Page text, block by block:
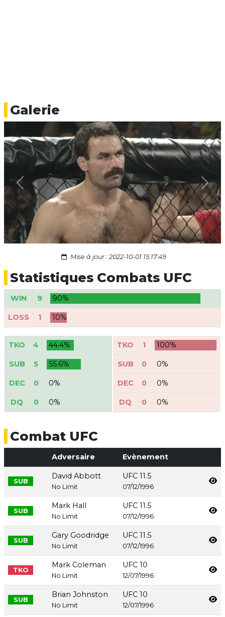
Galerie
Previous Next
Mise à jour : 2022-10-01 15:17:49
Statistiques Combats UFC
WIN 9 90%
LOSS 1 10%
TKO 4 44.4%
SUB 5 55.6%
DEC 0 0%
DQ 0 0%
TKO 1 100%
SUB 0 0%
DEC 0 0%
DQ 0 0%
Combat UFC
Adversaire Evènement
SUB
David Abbott
No Limit
UFC 11.5
07/12/1996
SUB
Mark Hall
No Limit
UFC 11.5
07/12/1996
SUB
Gary Goodridge
No Limit
UFC 11.5
07/12/1996
TKO
Mark Coleman
No Limit
UFC 10
12/07/1996
SUB
Brian Johnston
No Limit
UFC 10
12/07/1996